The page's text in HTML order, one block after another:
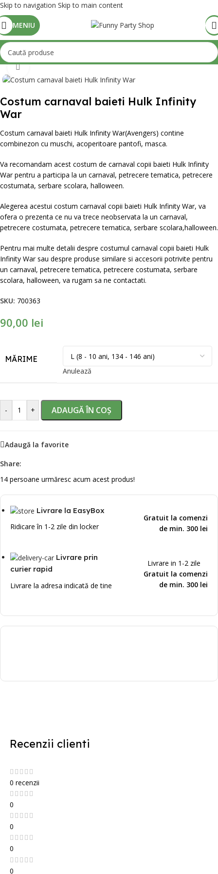
Skip to navigation Skip to main content
MENIU
Mărește poza
Costum carnaval baieti Hulk Infinity
War
Costum carnaval baieti Hulk Infinity War(Avengers) contine
combinezon cu muschi, acoperitoare pantofi, masca.
Va recomandam acest costum de carnaval copii baieti Hulk Infinity
War pentru a participa la un carnaval, petrecere tematica, petrecere
costumata, serbare scolara, halloween.
Alegerea acestui costum carnaval copii baieti Hulk Infinity War, va
ofera o prezenta ce nu va trece neobservata la un carnaval,
petrecere costumata, petrecere tematica, serbare scolara,halloween.
Pentru mai multe detalii despre costumul carnaval copii baieti Hulk
Infinity War sau despre produse similare si accesorii potrivite pentru
un carnaval, petrecere tematica, petrecere costumata, serbare
scolara, halloween, va rugam sa ne contactati.
SKU: 700363
90,00 lei
MĂRIME
Anulează
- + ADAUGĂ ÎN COȘ
Adaugă la favorite
Share:
14 persoane urmăresc acum acest produs!
Livrare la EasyBox
Ridicare în 1-2 zile din locker
Gratuit la comenzi
de min. 300 lei
Livrare prin
curier rapid
Livrare la adresa indicată de tine
Livrare in 1-2 zile
Gratuit la comenzi
de min. 300 lei
Recenzii clienti
0 recenzii
0
0
0
0